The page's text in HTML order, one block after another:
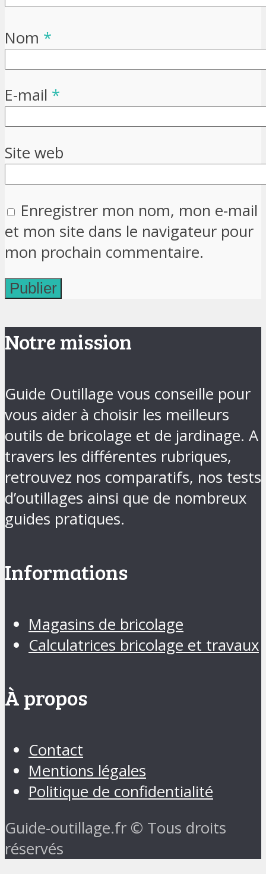
Nom *
E-mail *
Site web
Enregistrer mon nom, mon e-mail
et mon site dans le navigateur pour
mon prochain commentaire.
Notre mission
Guide Outillage vous conseille pour
vous aider à choisir les meilleurs
outils de bricolage et de jardinage. A
travers les différentes rubriques,
retrouvez nos comparatifs, nos tests
d’outillages ainsi que de nombreux
guides pratiques.
Informations
Magasins de bricolage
Calculatrices bricolage et travaux
À propos
Contact
Mentions légales
Politique de confidentialité
Guide-outillage.fr © Tous droits
réservés